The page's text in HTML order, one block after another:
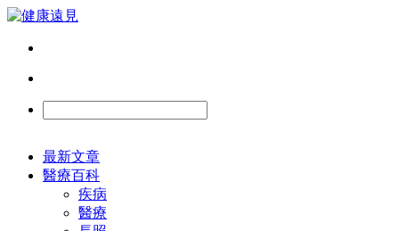
最新文章
醫療百科
疾病
醫療